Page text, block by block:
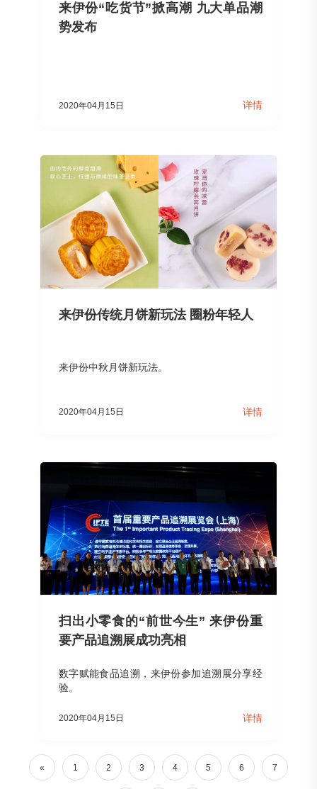
来伊份“吃货节”掀高潮 九大单品潮
势发布
2020年04月15日 详情
来伊份传统月饼新玩法 圈粉年轻人
来伊份中秋月饼新玩法。
2020年04月15日 详情
扫出小零食的“前世今生” 来伊份重
要产品追溯展成功亮相
数字赋能食品追溯，来伊份参加追溯展分享经
验。
2020年04月15日 详情
« 1 2 3 4 5 6 7